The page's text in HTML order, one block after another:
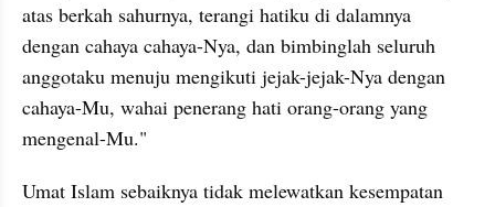
atas berkah sahurnya, terangi hatiku di dalamnya
dengan cahaya cahaya-Nya, dan bimbinglah seluruh
anggotaku menuju mengikuti jejak-jejak-Nya dengan
cahaya-Mu, wahai penerang hati orang-orang yang
mengenal-Mu."
Umat Islam sebaiknya tidak melewatkan kesempatan